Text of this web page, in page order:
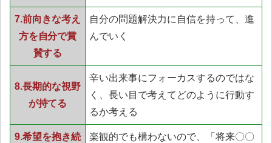
7.前向きな考え
方を自分で賞
賛する
自分の問題解決力に自信を持って、進
んでいく
8.長期的な視野
が持てる
辛い出来事にフォーカスするのではな
く、長い目で考えてどのように行動す
るか考える
9.希望を抱き続 楽観的でも構わないので、「将来〇〇